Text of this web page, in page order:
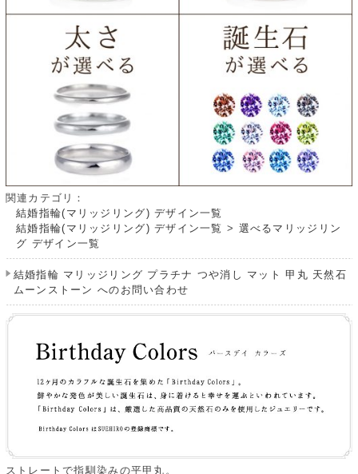
関連カテゴリ：
結婚指輪(マリッジリング) デザイン一覧
結婚指輪(マリッジリング) デザイン一覧 > 選べるマリッジリン
グ デザイン一覧
結婚指輪 マリッジリング プラチナ つや消し マット 甲丸 天然石
ムーンストーン へのお問い合わせ
ストレートで指馴染みの平甲丸。